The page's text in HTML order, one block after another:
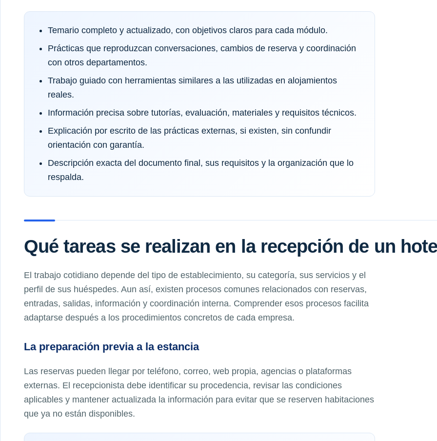
Temario completo y actualizado, con objetivos claros para cada módulo.
Prácticas que reproduzcan conversaciones, cambios de reserva y coordinación
con otros departamentos.
Trabajo guiado con herramientas similares a las utilizadas en alojamientos
reales.
Información precisa sobre tutorías, evaluación, materiales y requisitos técnicos.
Explicación por escrito de las prácticas externas, si existen, sin confundir
orientación con garantía.
Descripción exacta del documento final, sus requisitos y la organización que lo
respalda.
Qué tareas se realizan en la recepción de un
El trabajo cotidiano depende del tipo de establecimiento, su categoría, sus servicios y el
perfil de sus huéspedes. Aun así, existen procesos comunes relacionados con reservas,
entradas, salidas, información y coordinación interna. Comprender esos procesos facilita
adaptarse después a los procedimientos concretos de cada empresa.
La preparación previa a la estancia
Las reservas pueden llegar por teléfono, correo, web propia, agencias o plataformas
externas. El recepcionista debe identificar su procedencia, revisar las condiciones
aplicables y mantener actualizada la información para evitar que se reserven habitaciones
que ya no están disponibles.